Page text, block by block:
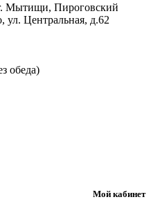
Мытищи, Пироговский
ул. Центральная, д.62
обеда)
Мой кабинет